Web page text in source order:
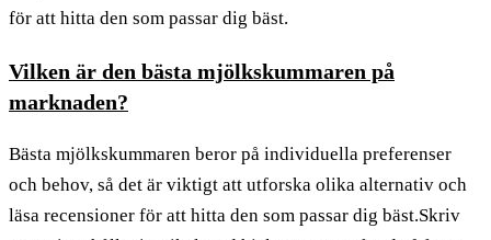
för att hitta den som passar dig bäst.
Vilken är den bästa mjölkskummaren på
marknaden?
Bästa mjölkskummaren beror på individuella preferenser
och behov, så det är viktigt att utforska olika alternativ och
läsa recensioner för att hitta den som passar dig bäst.Skriv